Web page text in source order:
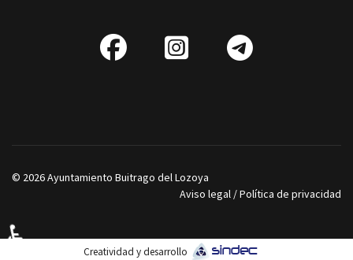
fab
IG
© 2026 Ayuntamiento Buitrago del Lozoya
Aviso legal /Política de privacidad
Creatividad y desarrollo